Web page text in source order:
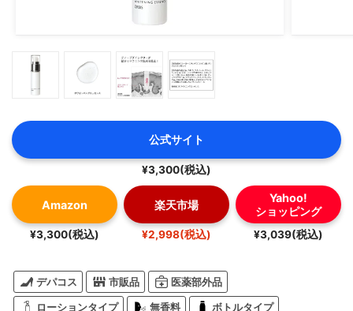
公式サイト
¥3,300(税込)
Amazon
¥3,300(税込)
楽天市場
¥2,998(税込)
Yahoo!
ショッピング
¥3,039(税込)
デパコス 市販品 医薬部外品
ローションタイプ 無香料 ボトルタイプ